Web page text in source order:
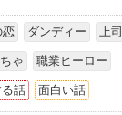
恋 ダンディー 上司
ゃ 職業ヒーロー
る話 面白い話